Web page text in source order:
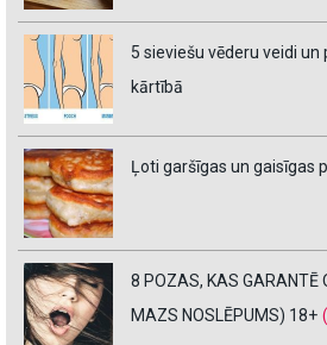
5 sieviešu vēderu veidi
kārtībā
Ļoti garšīgas un gaisīgas
8 POZAS, KAS GARANTĒ
MAZS NOSLĒPUMS) 18+